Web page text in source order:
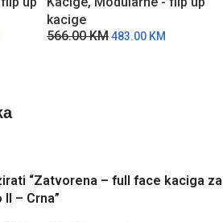
kacige
566.00KM483.00 KM
“Zatvorena – full face kaciga za
– Crna”